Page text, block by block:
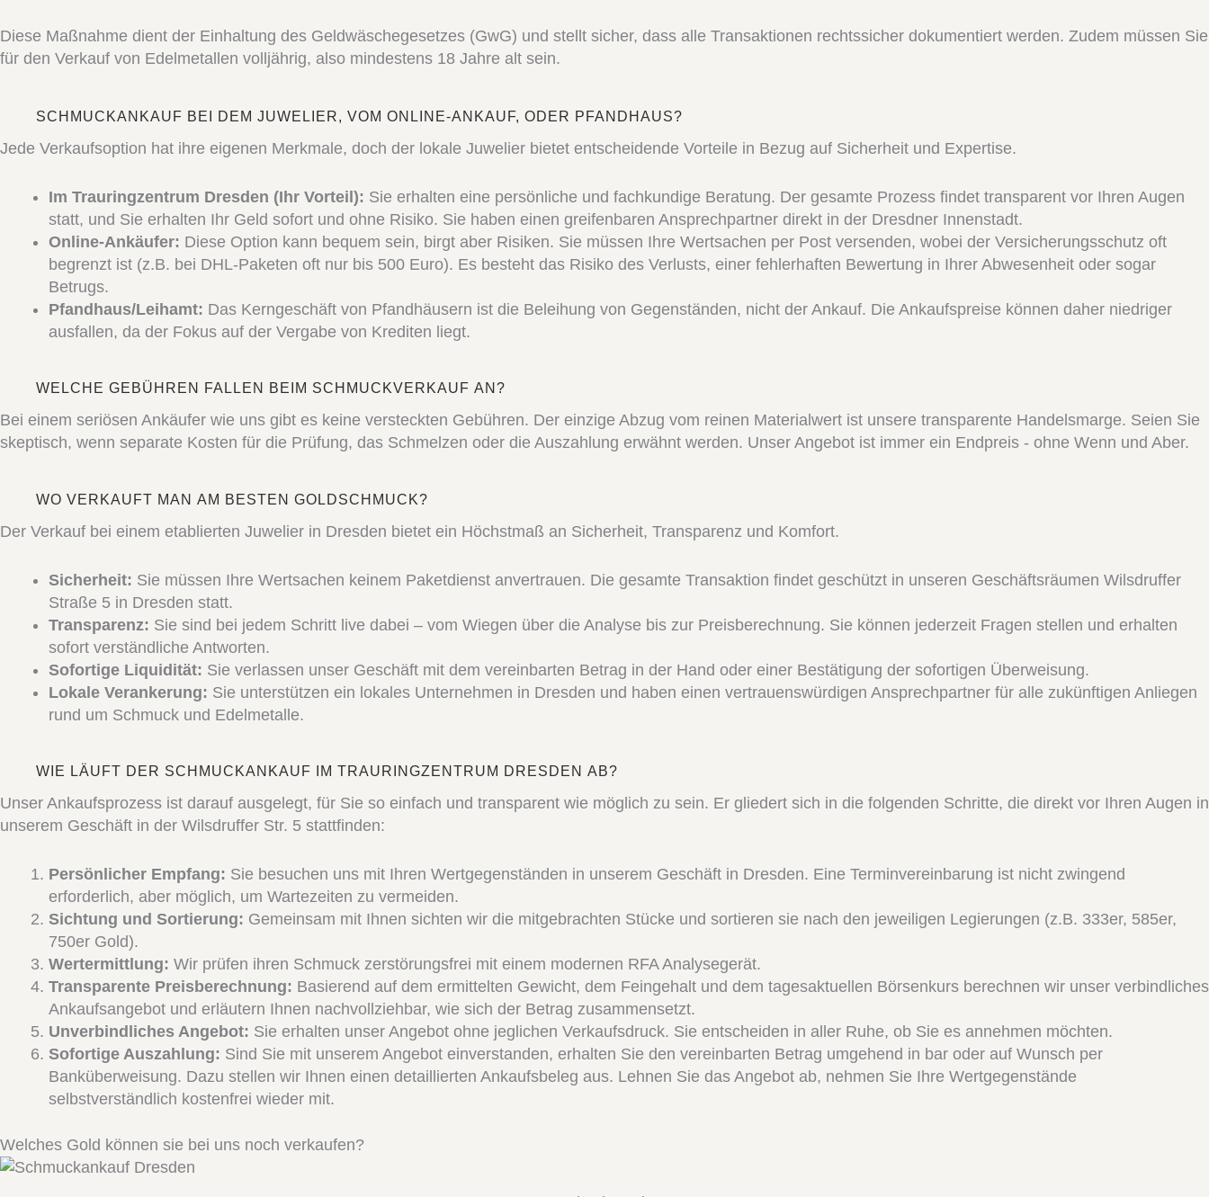
Diese Maßnahme dient der Einhaltung des Geldwäschegesetzes (GwG) und stellt sicher, dass alle Transaktionen rechtssicher dokumentiert werden. Zudem müssen Sie
für den Verkauf von Edelmetallen volljährig, also mindestens 18 Jahre alt sein.
SCHMUCKANKAUF BEI DEM JUWELIER, VOM ONLINE-ANKAUF, ODER PFANDHAUS?
Jede Verkaufsoption hat ihre eigenen Merkmale, doch der lokale Juwelier bietet entscheidende Vorteile in Bezug auf Sicherheit und Expertise.
Im Trauringzentrum Dresden (Ihr Vorteil): Sie erhalten eine persönliche und fachkundige Beratung. Der gesamte Prozess findet transparent vor Ihren Augen
statt, und Sie erhalten Ihr Geld sofort und ohne Risiko. Sie haben einen greifenbaren Ansprechpartner direkt in der Dresdner Innenstadt.
Online-Ankäufer: Diese Option kann bequem sein, birgt aber Risiken. Sie müssen Ihre Wertsachen per Post versenden, wobei der Versicherungsschutz oft
begrenzt ist (z.B. bei DHL-Paketen oft nur bis 500 Euro). Es besteht das Risiko des Verlusts, einer fehlerhaften Bewertung in Ihrer Abwesenheit oder sogar
Betrugs.
Pfandhaus/Leihamt: Das Kerngeschäft von Pfandhäusern ist die Beleihung von Gegenständen, nicht der Ankauf. Die Ankaufspreise können daher niedriger
ausfallen, da der Fokus auf der Vergabe von Krediten liegt.
WELCHE GEBÜHREN FALLEN BEIM SCHMUCKVERKAUF AN?
Bei einem seriösen Ankäufer wie uns gibt es keine versteckten Gebühren. Der einzige Abzug vom reinen Materialwert ist unsere transparente Handelsmarge. Seien Sie
skeptisch, wenn separate Kosten für die Prüfung, das Schmelzen oder die Auszahlung erwähnt werden. Unser Angebot ist immer ein Endpreis - ohne Wenn und Aber.
WO VERKAUFT MAN AM BESTEN GOLDSCHMUCK?
Der Verkauf bei einem etablierten Juwelier in Dresden bietet ein Höchstmaß an Sicherheit, Transparenz und Komfort.
Sicherheit: Sie müssen Ihre Wertsachen keinem Paketdienst anvertrauen. Die gesamte Transaktion findet geschützt in unseren Geschäftsräumen Wilsdruffer
Straße 5 in Dresden statt.
Transparenz: Sie sind bei jedem Schritt live dabei – vom Wiegen über die Analyse bis zur Preisberechnung. Sie können jederzeit Fragen stellen und erhalten
sofort verständliche Antworten.
Sofortige Liquidität: Sie verlassen unser Geschäft mit dem vereinbarten Betrag in der Hand oder einer Bestätigung der sofortigen Überweisung.
Lokale Verankerung: Sie unterstützen ein lokales Unternehmen in Dresden und haben einen vertrauenswürdigen Ansprechpartner für alle zukünftigen Anliegen
rund um Schmuck und Edelmetalle.
WIE LÄUFT DER SCHMUCKANKAUF IM TRAURINGZENTRUM DRESDEN AB?
Unser Ankaufsprozess ist darauf ausgelegt, für Sie so einfach und transparent wie möglich zu sein. Er gliedert sich in die folgenden Schritte, die direkt vor Ihren Augen in
unserem Geschäft in der Wilsdruffer Str. 5 stattfinden:
Persönlicher Empfang: Sie besuchen uns mit Ihren Wertgegenständen in unserem Geschäft in Dresden. Eine Terminvereinbarung ist nicht zwingend
erforderlich, aber möglich, um Wartezeiten zu vermeiden.
Sichtung und Sortierung: Gemeinsam mit Ihnen sichten wir die mitgebrachten Stücke und sortieren sie nach den jeweiligen Legierungen (z.B. 333er, 585er,
750er Gold).
Wertermittlung: Wir prüfen ihren Schmuck zerstörungsfrei mit einem modernen RFA Analysegerät.
Transparente Preisberechnung: Basierend auf dem ermittelten Gewicht, dem Feingehalt und dem tagesaktuellen Börsenkurs berechnen wir unser verbindliches
Ankaufsangebot und erläutern Ihnen nachvollziehbar, wie sich der Betrag zusammensetzt.
Unverbindliches Angebot: Sie erhalten unser Angebot ohne jeglichen Verkaufsdruck. Sie entscheiden in aller Ruhe, ob Sie es annehmen möchten.
Sofortige Auszahlung: Sind Sie mit unserem Angebot einverstanden, erhalten Sie den vereinbarten Betrag umgehend in bar oder auf Wunsch per
Banküberweisung. Dazu stellen wir Ihnen einen detaillierten Ankaufsbeleg aus. Lehnen Sie das Angebot ab, nehmen Sie Ihre Wertgegenstände
selbstverständlich kostenfrei wieder mit.
Welches Gold können sie bei uns noch verkaufen?